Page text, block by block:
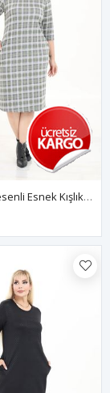
Çift Cepli Desenli Esnek Kışlık Büyük Beden Midi Elbise 20D-2728